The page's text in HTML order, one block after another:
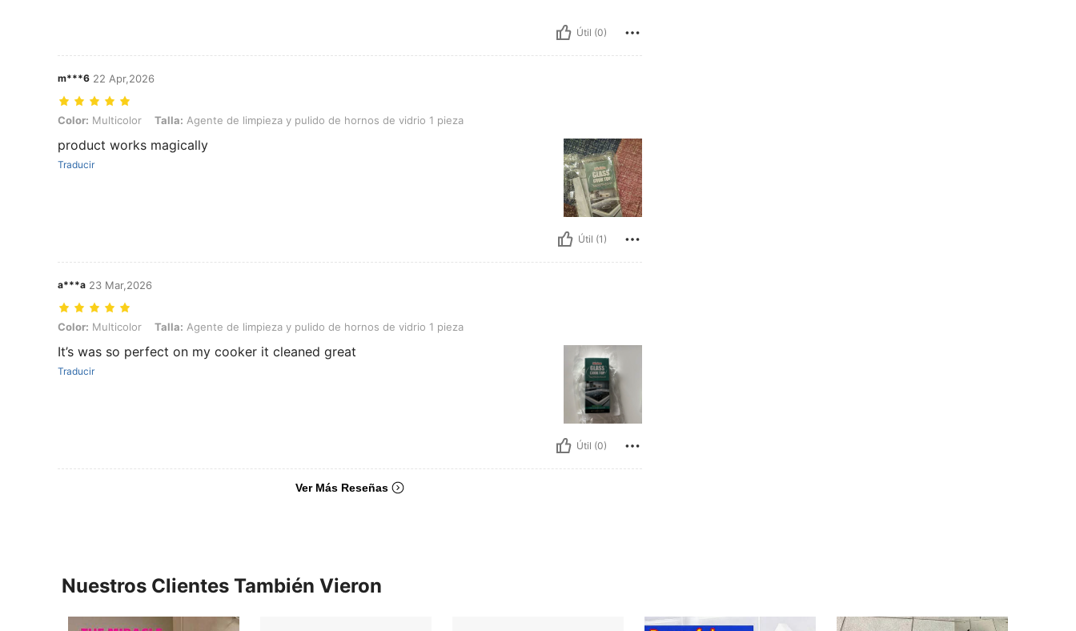
Útil (0)
m***6 22 Apr,2026
Color: Multicolor, Talla: Agente de limpieza y pulido de hornos de vidrio 1 pieza
Color: Multicolor Talla: Agente de limpieza y pulido de hornos de vidrio 1 pieza
product works magically
Traducir
Útil (1)
a***a 23 Mar,2026
Color: Multicolor, Talla: Agente de limpieza y pulido de hornos de vidrio 1 pieza
Color: Multicolor Talla: Agente de limpieza y pulido de hornos de vidrio 1 pieza
It’s was so perfect on my cooker it cleaned great
Traducir
Útil (0)
Ver Más Reseñas
Nuestros Clientes También Vieron